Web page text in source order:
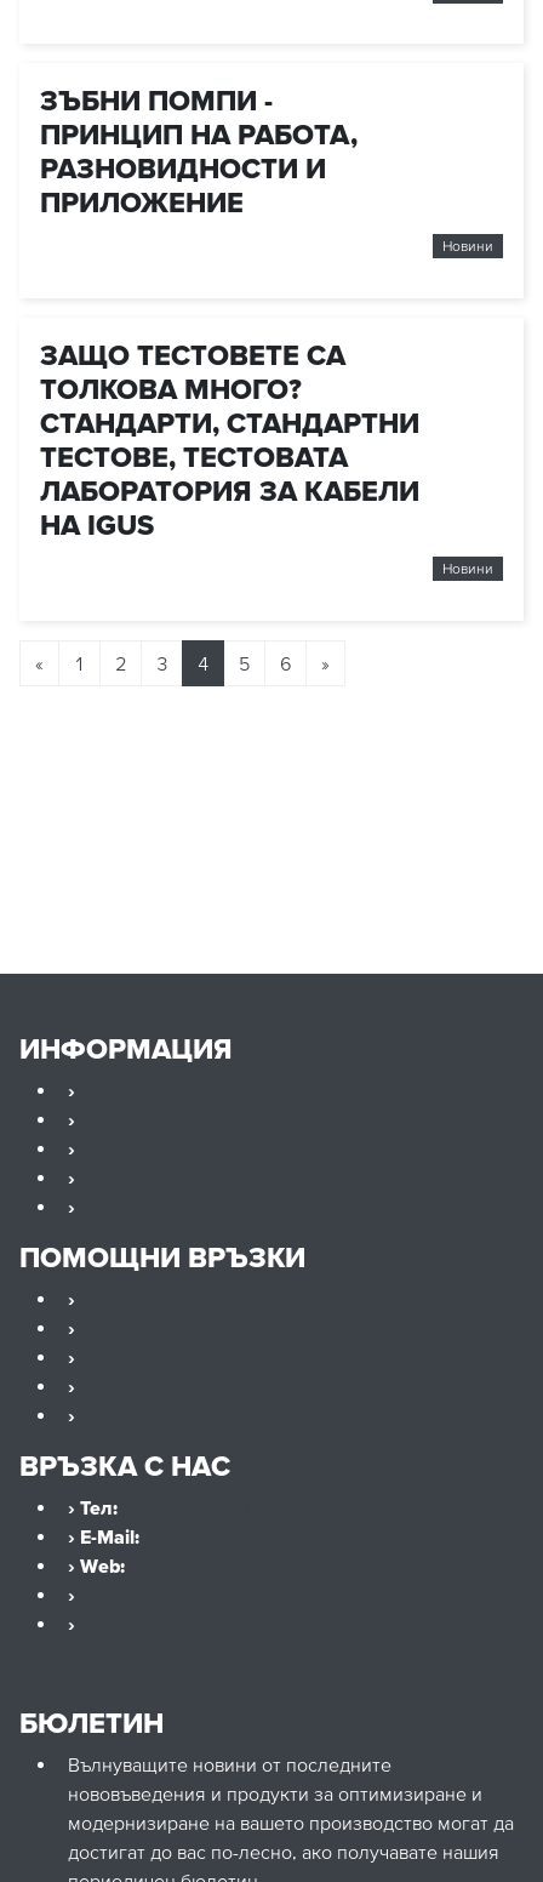
ЗЪБНИ ПОМПИ -
ПРИНЦИП НА РАБОТА,
РАЗНОВИДНОСТИ И
ПРИЛОЖЕНИЕ
Новини
ЗАЩО ТЕСТОВЕТЕ СА
ТОЛКОВА МНОГО?
СТАНДАРТИ, СТАНДАРТНИ
ТЕСТОВЕ, ТЕСТОВАТА
ЛАБОРАТОРИЯ ЗА КАБЕЛИ
НА IGUS
Новини
« 1 2 3 4 5 6 »
ИНФОРМАЦИЯ
›
›
›
›
›
ПОМОЩНИ ВРЪЗКИ
›
›
›
›
›
ВРЪЗКА С НАС
› Тел:
› E-Mail:
› Web:
›
›
БЮЛЕТИН
Вълнуващите новини от последните
нововъведения и продукти за оптимизиране и
модернизиране на вашето производство могат да
достигат до вас по-лесно, ако получавате нашия